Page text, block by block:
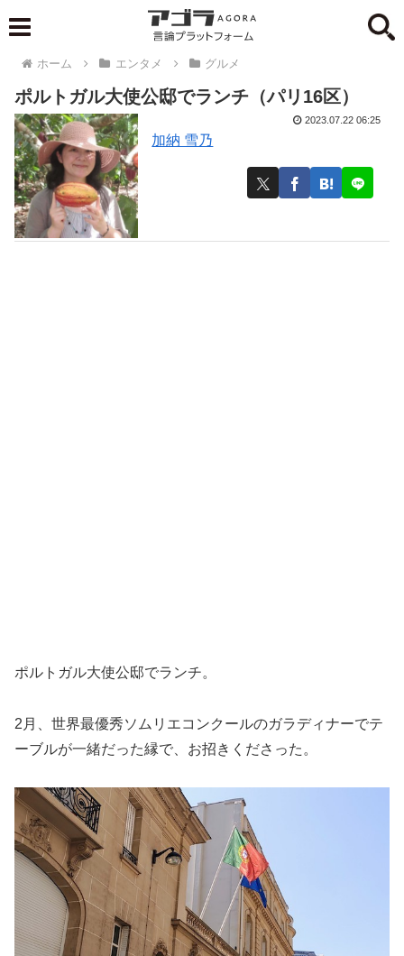
ホーム エンタメ グルメ
ポルトガル大使公邸でランチ（パリ16区）
加納 雪乃
2023.07.22 06:25
ポルトガル大使公邸でランチ。
2月、世界最優秀ソムリエコンクールのガラディナーでテ
ーブルが一緒だった縁で、お招きくださった。